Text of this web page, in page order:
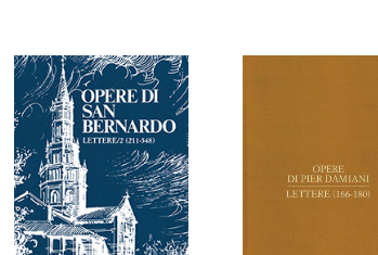
AGGIUNGI AL
CARRELLO
AGGIUNGI AL